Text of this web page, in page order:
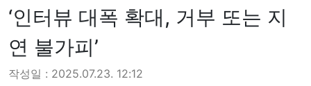
‘인터뷰 대폭 확대, 거부 또는 지
연 불가피’
작성일 : 2025.07.23. 12:12